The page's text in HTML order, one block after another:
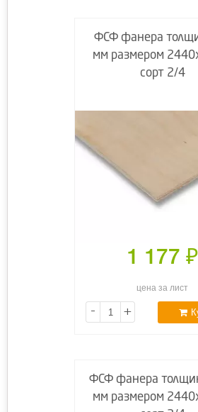
ФСФ фанера
мм размером
сорт 2/4
1 177 ₽
цена за лист
- +
ФСФ фанера
мм размером